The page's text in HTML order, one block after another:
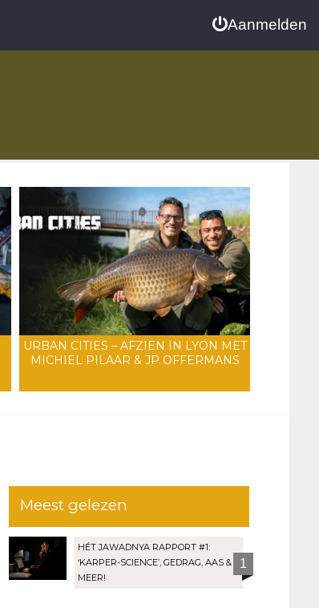
Aanmelden
URBAN CITIES – AFZIEN IN LYON MET
MICHIEL PILAAR & JP OFFERMANS
Meest gelezen
HÉT JAWADNYA RAPPORT #1:
‘KARPER-SCIENCE’, GEDRAG, AAS &
MEER!
1